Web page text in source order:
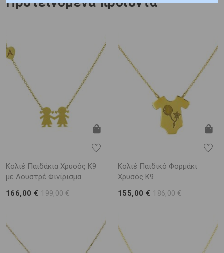
Κολιέ Παιδάκια Χρυσός Κ9
με Λουστρέ Φινίρισμα
166,00 €199,00 €
Κολιέ Παιδικό Φορμάκι
Χρυσός Κ9
155,00 €186,00 €